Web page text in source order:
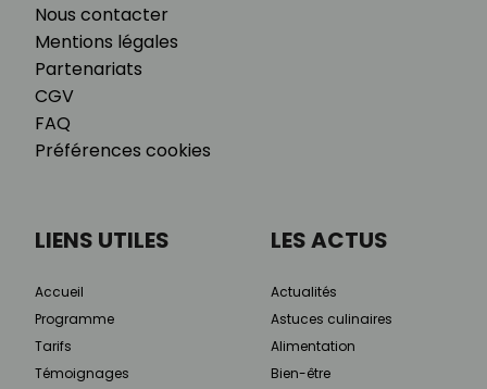
Nous contacter
Mentions légales
Partenariats
CGV
FAQ
Préférences cookies
LIENS UTILES
Accueil
Programme
Tarifs
Témoignages
LES ACTUS
Actualités
Astuces culinaires
Alimentation
Bien-être